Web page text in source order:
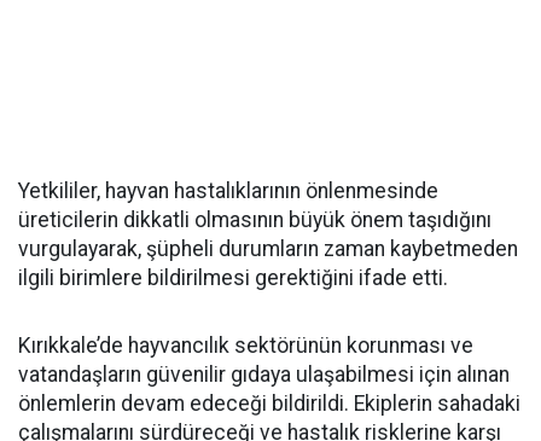
Yetkililer, hayvan hastalıklarının önlenmesinde
üreticilerin dikkatli olmasının büyük önem taşıdığını
vurgulayarak, şüpheli durumların zaman kaybetmeden
ilgili birimlere bildirilmesi gerektiğini ifade etti.
Kırıkkale’de hayvancılık sektörünün korunması ve
vatandaşların güvenilir gıdaya ulaşabilmesi için alınan
önlemlerin devam edeceği bildirildi. Ekiplerin sahadaki
çalışmalarını sürdüreceği ve hastalık risklerine karşı